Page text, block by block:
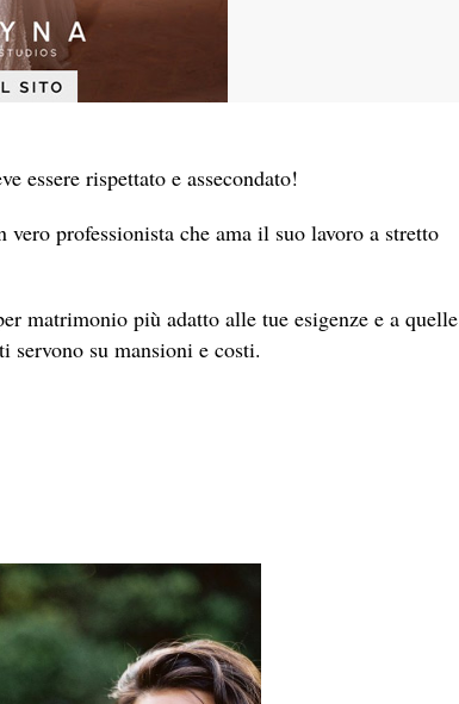
essere rispettato e assecondato!
professionista che ama il suo lavoro a stretto
matrimonio più adatto alle tue esigenze e a quelle
su mansioni e costi.